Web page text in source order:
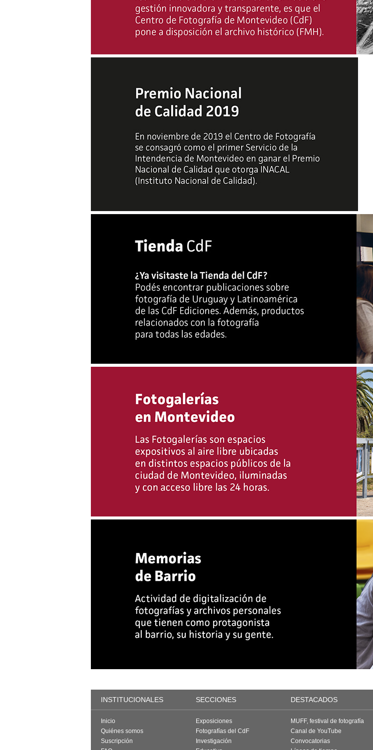
INSTITUCIONALES SECCIONES DESTACADOS
Inicio
Quiénes somos
Suscripción
Exposiciones
Fotografías del CdF
Investigación
MUFF, festival de fotografía
Canal de YouTube
Convocatorias